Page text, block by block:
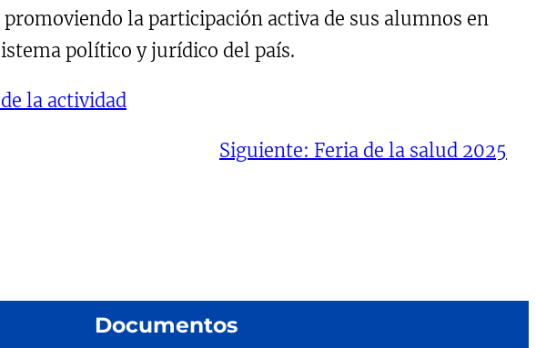
la participación activa de sus alumnos en
político y jurídico del país.
la actividad
Siguiente: Feria de la salud 2025
Documentos